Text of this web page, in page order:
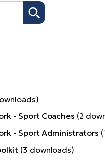
- Sport Coaches (2
- Sport Administrators (
(3 downloads)